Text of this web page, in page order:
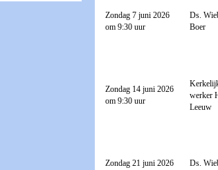
Zondag 7 juni 2026
om 9:30 uur
Ds.
Boer
Zondag 14 juni 2026
om 9:30 uur
werker
Leeuw
Zondag 21 juni 2026
Ds.